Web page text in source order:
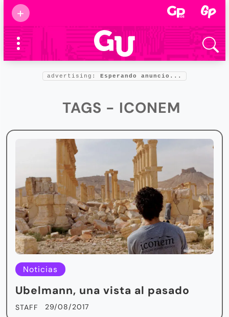
+
Supermamás
2025
Marcas de
confianza
Foro salud
advertising: Esperando anuncio...
TAGS - ICONEM
Noticias
Ubelmann, una vista al pasado
STAFF 29/08/2017